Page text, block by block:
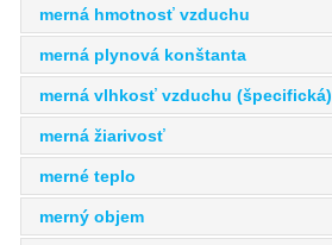
merná hmotnosť vzduchu
merná plynová konštanta
merná vlhkosť vzduchu (špecifická)
merná žiarivosť
merné teplo
merný objem